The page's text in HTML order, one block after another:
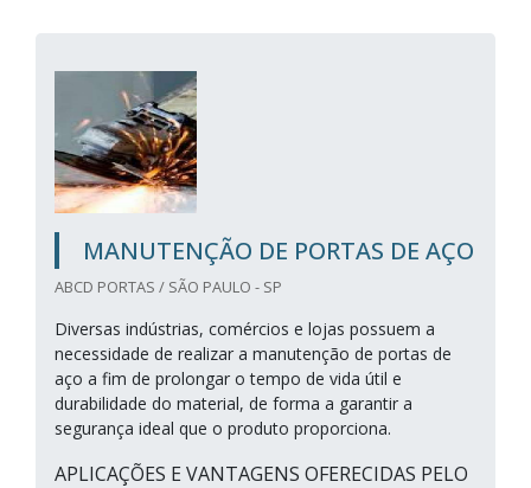
MANUTENÇÃO DE PORTAS DE AÇO
ABCD PORTAS / SÃO PAULO - SP
Diversas indústrias, comércios e lojas possuem a
necessidade de realizar a manutenção de portas de
aço a fim de prolongar o tempo de vida útil e
durabilidade do material, de forma a garantir a
segurança ideal que o produto proporciona.
APLICAÇÕES E VANTAGENS OFERECIDAS PELO